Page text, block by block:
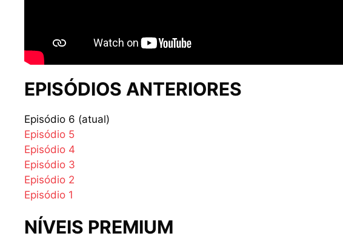
EPISÓDIOS ANTERIORES
Episódio 6 (atual)
Episódio 5
Episódio 4
Episódio 3
Episódio 2
Episódio 1
NÍVEIS PREMIUM